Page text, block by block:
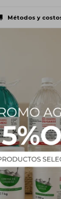
Métodos y
QUE TE